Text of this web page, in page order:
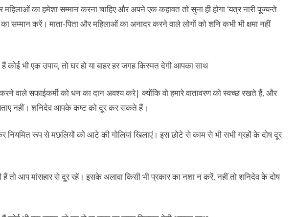
का हमेशा सम्मान करना चाहिए और अपने एक कहावत तो सुना ही होगा ‘यत्र नारी पूज्यन्ते
सम्मान करें। माता-पिता और महिलाओं का अनादर करने वाले लोगों को शनि कभी भी क्षमा नहीं
वाले सफाईकर्मी को धन का दान अवश्य करे| क्योंकि वो हमारे वातावरण को स्वच्छ रखते हैं, और
नहीं। शनिदेव आपके कष्ट को दूर कर सकते हैं।
नियमित रूप से मछलियों को आटे की गोलियां खिलाएं। इस छोटे से काम से भी सभी ग्रहों के दोष दूर
तो आप मांसहार से दूर रहें। इसके अलावा किसी भी प्रकार का नशा न करें, नहीं तो शनिदेव के दोष